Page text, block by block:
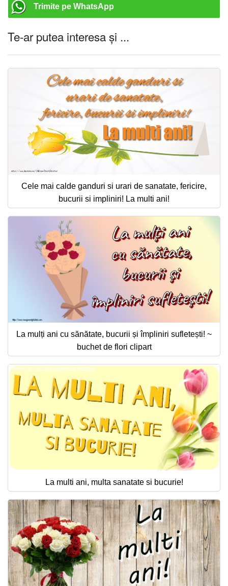
Trimite pe WhatsApp
Te-ar putea interesa și ...
Cele mai calde ganduri si urari de sanatate, fericire,
bucurii si impliniri! La multi ani!
La mulți ani cu sănătate, bucurii și împliniri sufletești! ~
buchet de flori clipart
La multi ani, multa sanatate si bucurie!